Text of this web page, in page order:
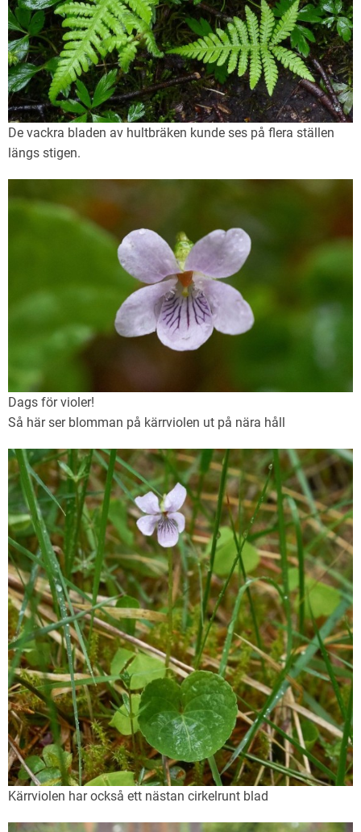
De vackra bladen av hultbräken kunde ses på flera ställen
längs stigen.
Dags för violer!
Så här ser blomman på kärrviolen ut på nära håll
Kärrviolen har också ett nästan cirkelrunt blad